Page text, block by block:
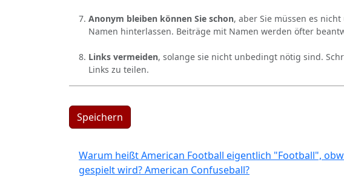
Anonym bleiben können Sie schon, aber Sie müssen es
Namen hinterlassen. Beiträge mit Namen werden öfter
Links vermeiden, solange sie nicht unbedingt nötig sind.
Links zu teilen.
Speichern
Warum heißt American Football eigentlich "Football",
gespielt wird? American Confuseball?